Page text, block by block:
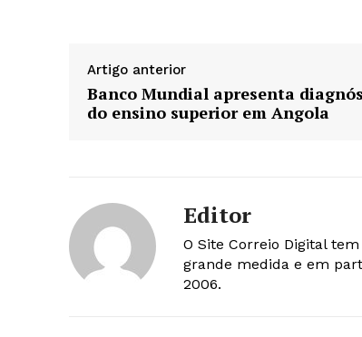
Artigo anterior
Banco Mundial apresenta
do ensino superior em Angola
Editor
O Site Correio Digital
grande medida e em
2006.